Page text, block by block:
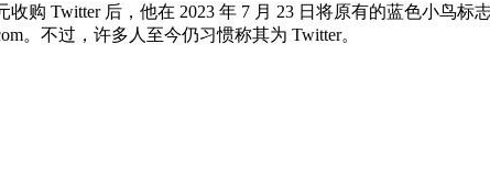
购 Twitter 后，他在 2023 年 7 月 23 日将原有的蓝色小鸟标
。不过，许多人至今仍习惯称其为 Twitter。